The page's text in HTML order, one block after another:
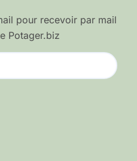
pour recevoir par mail
Potager.biz